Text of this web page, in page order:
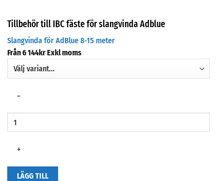
Tillbehör till IBC fäste för slangvinda Adblue
Slangvinda för AdBlue 8-15 meter
Från6 144krExkl moms
−
+
LÄGG TILL